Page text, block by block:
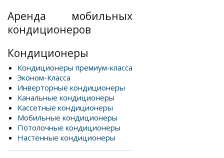
Аренда мобильных
кондиционеров
Кондиционеры
Кондиционеры премиум-класса
Эконом-Класса
Инверторные кондиционеры
Канальные кондиционеры
Кассетные кондиционеры
Мобильные кондиционеры
Потолочные кондиционеры
Настенные кондиционеры